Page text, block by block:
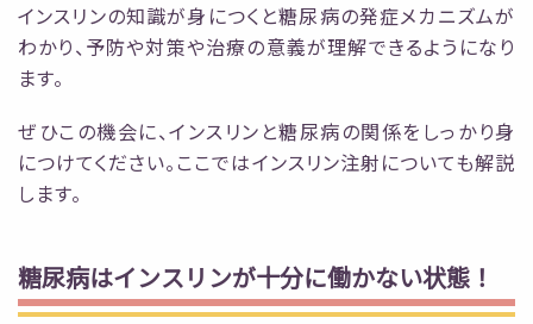
インスリンの知識が身につくと糖尿病の発症メカニズムが
わかり、予防や対策や治療の意義が理解できるようになり
ます。
ぜひこの機会に、インスリンと糖尿病の関係をしっかり身
につけてください。ここではインスリン注射についても解説
します。
糖尿病はインスリンが十分に働かない状態！